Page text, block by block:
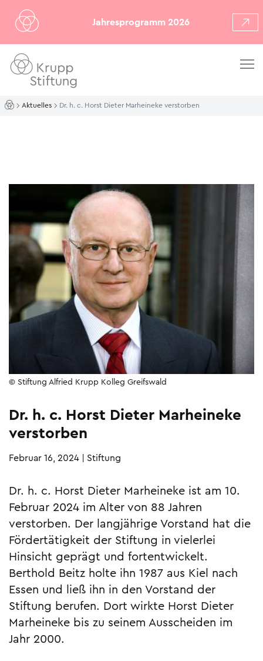
Jahresprogramm 2026
Aktuelles Dr. h. c. Horst Dieter Marheineke verstorben
© Stiftung Alfried Krupp Kolleg Greifswald
Dr. h. c. Horst Dieter Marheineke
verstorben
Februar 16, 2024 | Stiftung
Dr. h. c. Horst Dieter Marheineke ist am 10.
Februar 2024 im Alter von 88 Jahren
verstorben. Der langjährige Vorstand hat die
Fördertätigkeit der Stiftung in vielerlei
Hinsicht geprägt und fortentwickelt.
Berthold Beitz holte ihn 1987 aus Kiel nach
Essen und ließ ihn in den Vorstand der
Stiftung berufen. Dort wirkte Horst Dieter
Marheineke bis zu seinem Ausscheiden im
Jahr 2000.